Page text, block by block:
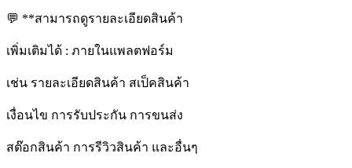
💬 **สามารถดูรายละเอียดสินค้า
เพิ่มเติมได้ : ภายในแพลตฟอร์ม
เช่น รายละเอียดสินค้า สเป็คสินค้า
เงื่อนไข การรับประกัน การขนส่ง
สต๊อกสินค้า การรีวิวสินค้า และอื่นๆ